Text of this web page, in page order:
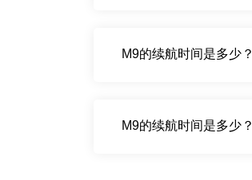
M9的续航时间是多少？
M9的续航时间是多少？